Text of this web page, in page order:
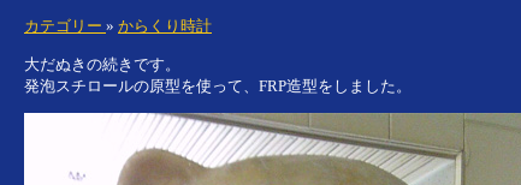
カテゴリー » からくり時計
大だぬきの続きです。
発泡スチロールの原型を使って、FRP造型をしました。